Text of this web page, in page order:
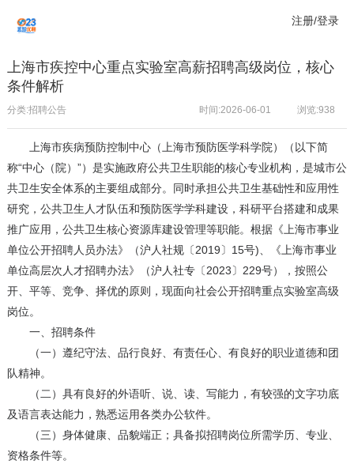
注册/登录
上海市疾控中心重点实验室高薪招聘高级岗位，核心
条件解析
分类:招聘公告 浏览:938
时间:2026-06-01
上海市疾病预防控制中心（上海市预防医学科学院）（以下简
称“中心（院）”）是实施政府公共卫生职能的核心专业机构，是城市公
共卫生安全体系的主要组成部分。同时承担公共卫生基础性和应用性
研究，公共卫生人才队伍和预防医学学科建设，科研平台搭建和成果
推广应用，公共卫生核心资源库建设管理等职能。根据《上海市事业
单位公开招聘人员办法》（沪人社规〔2019〕15号)、《上海市事业
单位高层次人才招聘办法》（沪人社专〔2023〕229号），按照公
开、平等、竞争、择优的原则，现面向社会公开招聘重点实验室高级
岗位。
一、招聘条件
（一）遵纪守法、品行良好、有责任心、有良好的职业道德和团
队精神。
（二）具有良好的外语听、说、读、写能力，有较强的文字功底
及语言表达能力，熟悉运用各类办公软件。
（三）身体健康、品貌端正；具备拟招聘岗位所需学历、专业、
资格条件等。